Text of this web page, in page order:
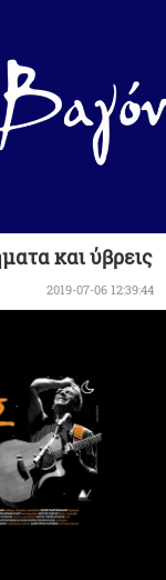
και ύβρεις
2019-07-06 12:39:44